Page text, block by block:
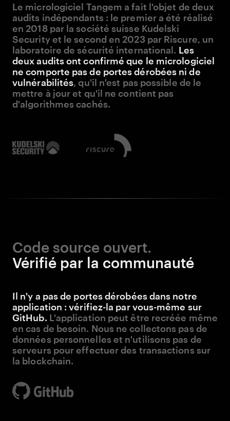
Le micrologiciel Tangem a fait l'objet de deux
audits indépendants : le premier a été réalisé
en 2018 par la société suisse Kudelski
Security et le second en 2023 par Riscure, un
laboratoire de sécurité international. Les
deux audits ont confirmé que le micrologiciel
ne comporte pas de portes dérobées ni de
vulnérabilités, qu'il n'est pas possible de le
mettre à jour et qu'il ne contient pas
d'algorithmes cachés.
Vérifié par la communauté
Il n'y a pas de portes dérobées dans notre
application : vérifiez-la par vous-même sur
GitHub. L'application peut être recréée même
en cas de besoin. Nous ne collectons pas de
données personnelles et n'utilisons pas de
serveurs pour effectuer des transactions sur
la blockchain.